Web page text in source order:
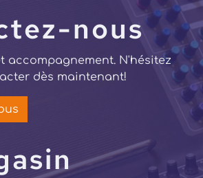
nous
accompagnement. N'hésitez
dès maintenant!